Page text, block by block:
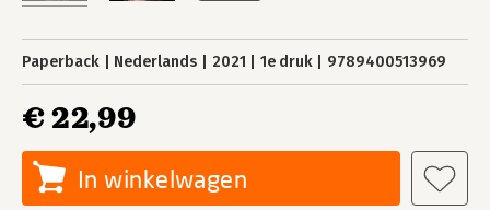
Paperback Nederlands 2021 1e druk 9789400513969
€ 22,99
In winkelwagen